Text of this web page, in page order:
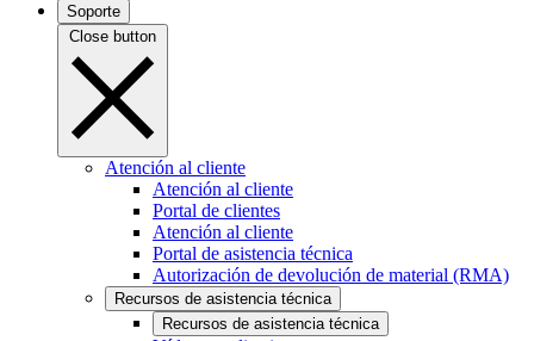
Soporte
Close button
Atención al cliente
Atención al cliente
Portal de clientes
Atención al cliente
Portal de asistencia técnica
Autorización de devolución de material (RMA)
Recursos de asistencia técnica
Recursos de asistencia técnica